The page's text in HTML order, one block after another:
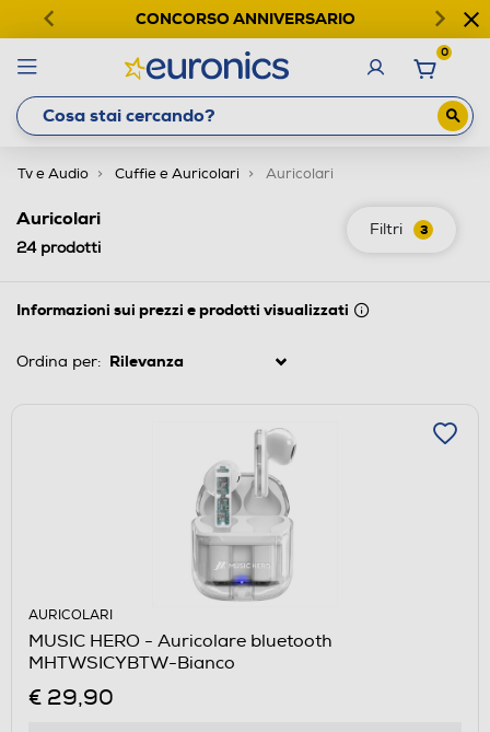
CONCORSO ANNIVERSARIO
0
Tv e Audio Cuffie e Auricolari Auricolari
Filtri 3
Auricolari
24prodotti
Informazioni sui prezzi e prodotti visualizzati
Ordina per:
AURICOLARI
MUSIC HERO - Auricolare bluetooth
MHTWSICYBTW-Bianco
€ 29,90